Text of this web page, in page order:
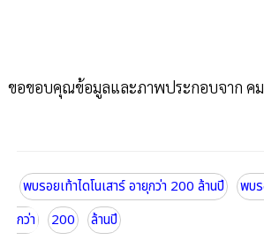
ขอขอบคุณข้อมูลและภาพประกอบจาก ค
พบรอยเท้าไดโนเสาร์ อายุกว่า 200 ล้านปี พบร
กว่า
200 ล้านปี